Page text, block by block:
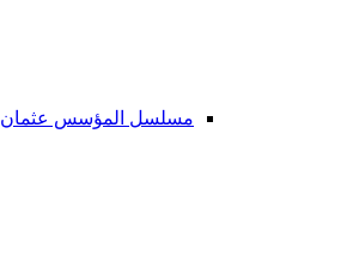
مسلسل المؤسس عثمان